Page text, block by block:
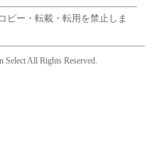
ピー・転載・転用を禁止しま
Select All Rights Reserved.